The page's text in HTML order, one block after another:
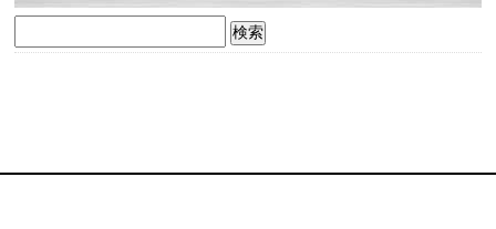
索: